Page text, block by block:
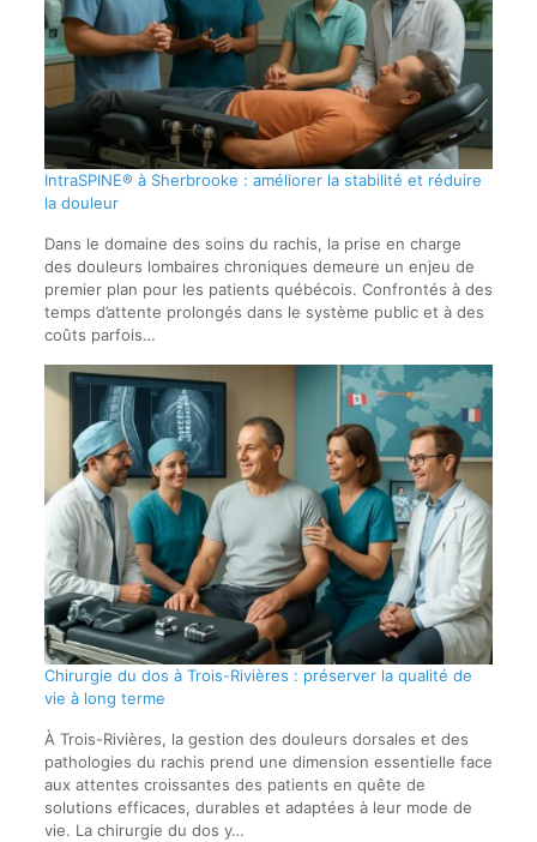
IntraSPINE® à Sherbrooke : améliorer la stabilité et réduire
la douleur
Dans le domaine des soins du rachis, la prise en charge
des douleurs lombaires chroniques demeure un enjeu de
premier plan pour les patients québécois. Confrontés à des
temps d’attente prolongés dans le système public et à des
coûts parfois…
Chirurgie du dos à Trois-Rivières : préserver la qualité de
vie à long terme
À Trois-Rivières, la gestion des douleurs dorsales et des
pathologies du rachis prend une dimension essentielle face
aux attentes croissantes des patients en quête de
solutions efficaces, durables et adaptées à leur mode de
vie. La chirurgie du dos y…